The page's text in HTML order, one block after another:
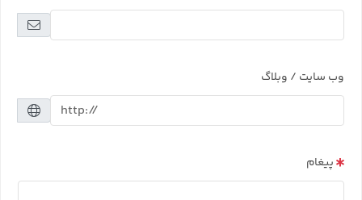
وب سایت / وبلاگ
پیغام